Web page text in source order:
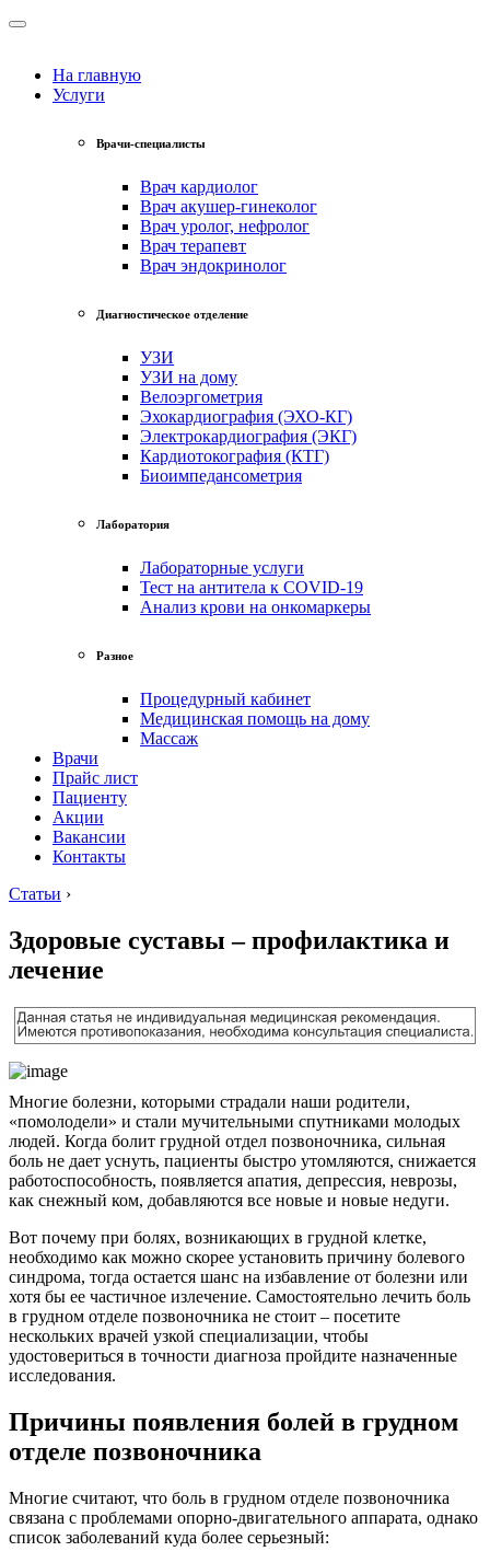
На главную
Услуги
Врачи-специалисты
Врач кардиолог
Врач акушер-гинеколог
Врач уролог, нефролог
Врач терапевт
Врач эндокринолог
Диагностическое отделение
УЗИ
УЗИ на дому
Велоэргометрия
Эхокардиография (ЭХО-КГ)
Электрокардиография (ЭКГ)
Кардиотокография (КТГ)
Биоимпедансометрия
Лаборатория
Лабораторные услуги
Тест на антитела к COVID-19
Анализ крови на онкомаркеры
Разное
Процедурный кабинет
Медицинская помощь на дому
Массаж
Врачи
Прайс лист
Пациенту
Акции
Вакансии
Контакты
Статьи ›
Здоровые суставы – профилактика и
лечение
Многие болезни, которыми страдали наши родители,
«помолодели» и стали мучительными спутниками молодых
людей. Когда болит грудной отдел позвоночника, сильная
боль не дает уснуть, пациенты быстро утомляются, снижается
работоспособность, появляется апатия, депрессия, неврозы,
как снежный ком, добавляются все новые и новые недуги.
Вот почему при болях, возникающих в грудной клетке,
необходимо как можно скорее установить причину болевого
синдрома, тогда остается шанс на избавление от болезни или
хотя бы ее частичное излечение. Самостоятельно лечить боль
в грудном отделе позвоночника не стоит – посетите
нескольких врачей узкой специализации, чтобы
удостовериться в точности диагноза пройдите назначенные
исследования.
Причины появления болей в грудном
отделе позвоночника
Многие считают, что боль в грудном отделе позвоночника
связана с проблемами опорно-двигательного аппарата, однако
список заболеваний куда более серьезный: